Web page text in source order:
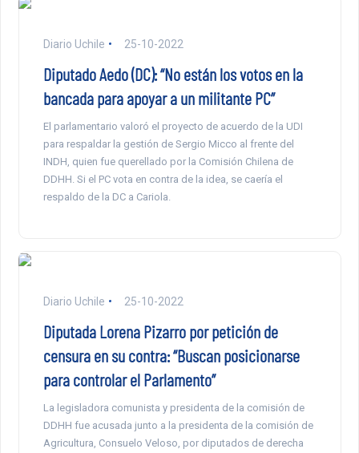
Diario Uchile 25-10-2022
Diputado Aedo (DC): “No están los votos en la
bancada para apoyar a un militante PC”
El parlamentario valoró el proyecto de acuerdo de la UDI
para respaldar la gestión de Sergio Micco al frente del
INDH, quien fue querellado por la Comisión Chilena de
DDHH. Si el PC vota en contra de la idea, se caería el
respaldo de la DC a Cariola.
Diario Uchile 25-10-2022
Diputada Lorena Pizarro por petición de
censura en su contra: “Buscan posicionarse
para controlar el Parlamento”
La legisladora comunista y presidenta de la comisión de
DDHH fue acusada junto a la presidenta de la comisión de
Agricultura, Consuelo Veloso, por diputados de derecha